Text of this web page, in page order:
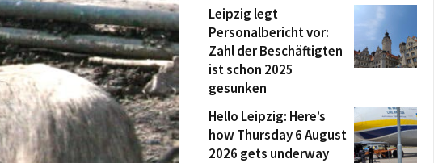
Leipzig legt
Personalbericht vor:
Zahl der Beschäftigten
ist schon 2025
gesunken
Hello Leipzig: Here’s
how Thursday 6 August
2026 gets underway